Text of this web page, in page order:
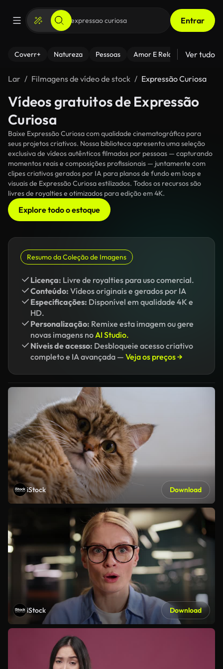
Entrar
Coverr+ Natureza Pessoas Amor E Relacionamentos
Ver tudo
Lar Filmagens de vídeo de stock Expressão Curiosa
Vídeos gratuitos de Expressão
Curiosa
Baixe Expressão Curiosa com qualidade cinematográfica para
seus projetos criativos. Nossa biblioteca apresenta uma seleção
exclusiva de vídeos autênticos filmados por pessoas — capturando
momentos reais e composições profissionais — juntamente com
clipes criativos gerados por IA para planos de fundo em loop e
visuais de Expressão Curiosa estilizados. Todos os recursos são
livres de royalties e otimizados para edição em 4K.
Explore todo o estoque
Resumo da Coleção de Imagens
Licença: Livre de royalties para uso comercial.
Conteúdo: Vídeos originais e gerados por IA
Especificações: Disponível em qualidade 4K e
HD.
Personalização: Remixe esta imagem ou gere
novas imagens noAI Studio.
Níveis de acesso: Desbloqueie acesso criativo
completo e IA avançada — Veja os preços →
iStock Download
iStock Download